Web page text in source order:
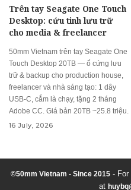
Trên tay Seagate One Touch
Desktop: cứu tinh lưu trữ
cho media & freelancer
50mm Vietnam trên tay Seagate One
Touch Desktop 20TB — ổ cứng lưu
trữ & backup cho production house,
freelancer và nhà sáng tạo: 1 dây
USB-C, cắm là chạy, tặng 2 tháng
Adobe CC. Giá bản 20TB ~25.8 triệu.
16 July, 2026
©50mm Vietnam - Since 2015- For
at